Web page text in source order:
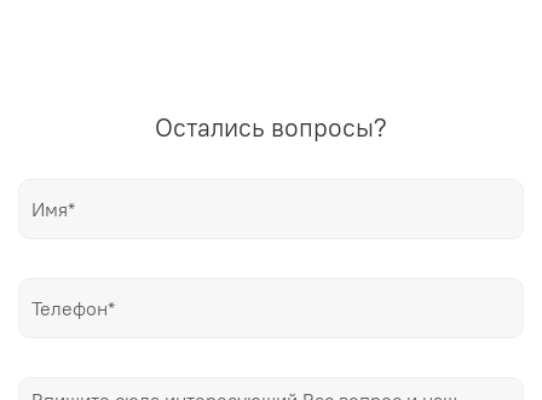
Остались вопросы?